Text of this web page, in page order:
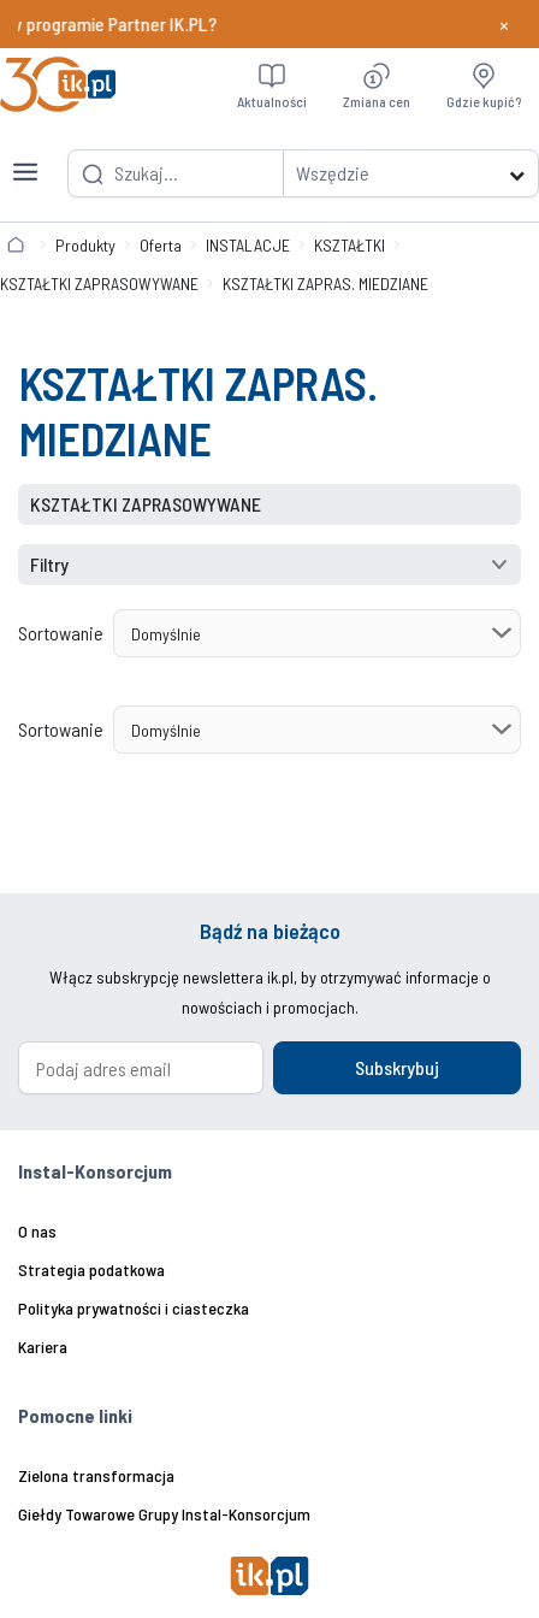
programie Partner IK.PL? Dowiedz
×
Wszędzie
Aktualności Zmiana cen Gdzie kupić?
Produkty Oferta INSTALACJE
KSZTAŁTKI
KSZTAŁTKI ZAPRASOWYWANE
KSZTAŁTKI ZAPRAS. MIEDZIANE
KSZTAŁTKI ZAPRAS.
MIEDZIANE
KSZTAŁTKI ZAPRASOWYWANE
Filtry
Sortowanie
Sortowanie
Bądź na bieżąco
Włącz subskrypcję newslettera ik.pl, by otrzymywać informacje o
nowościach i promocjach.
Subskrybuj
Instal-Konsorcjum
O nas
Strategia podatkowa
Polityka prywatności i ciasteczka
Kariera
Pomocne linki
Zielona transformacja
Giełdy Towarowe Grupy Instal-Konsorcjum